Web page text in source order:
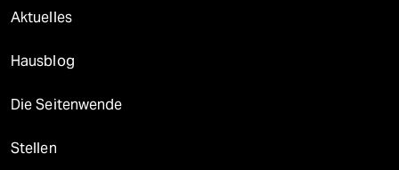
Aktuelles
Hausblog
Die Seitenwende
Stellen